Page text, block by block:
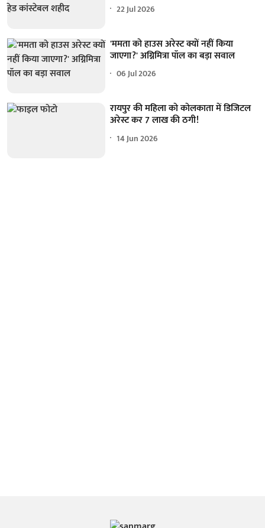
22 Jul 2026
'ममता को हाउस अरेस्ट क्यों नहीं किया
जाएगा?' अग्निमित्रा पॉल का बड़ा सवाल
06 Jul 2026
रायपुर की महिला को कोलकाता में डिजिटल
अरेस्ट कर 7 लाख की ठगी!
14 Jun 2026